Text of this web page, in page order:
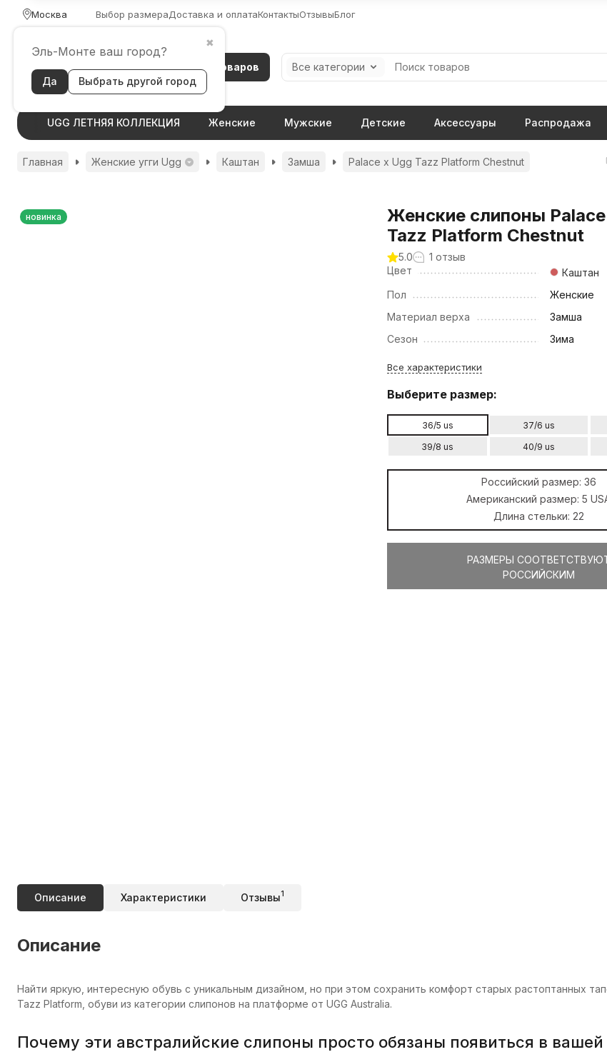
Москва
✖
Эль-Монте ваш город?
Да Выбрать другой город
Выбор размераДоставка и оплатаКонтактыОтзывыБлог
Каталог товаров Все категории
UGG ЛЕТНЯЯ КОЛЛЕКЦИЯ Женские Мужские Детские Аксессуары Распродажа
Главная Женские угги Ugg Каштан Замша Palace x Ugg Tazz Platform Chestnut
новинка
Женские слипоны
Tazz Platform Chestnut
5.0
1 отзыв
Цвет
Каштан
Пол
Женские
Материал верха
Замша
Сезон
Зима
Все характеристики
Выберите размер:
36/5 us 37/6 us
39/8 us
40/9 us
Российский размер: 36
Американский размер:5
Длина стельки: 22
РАЗМЕРЫ
РОССИЙСКИМ
Описание Характеристики Отзывы1
Описание
Найти яркую, интересную обувь с уникальным дизайном, но при этом сохранить комфорт старых растоптанных
Tazz Platform, обуви из категории слипонов на платформе от UGG Australia.
Почему эти австралийские слипоны просто обязаны появиться в вашей